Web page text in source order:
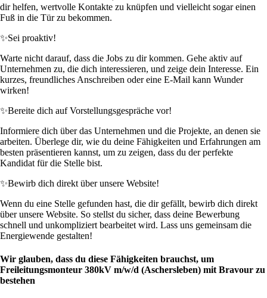
dir helfen, wertvolle Kontakte zu knüpfen und vielleicht sogar einen
Fuß in die Tür zu bekommen.
✨Sei proaktiv!
Warte nicht darauf, dass die Jobs zu dir kommen. Gehe aktiv auf
Unternehmen zu, die dich interessieren, und zeige dein Interesse. Ein
kurzes, freundliches Anschreiben oder eine E-Mail kann Wunder
wirken!
✨Bereite dich auf Vorstellungsgespräche vor!
Informiere dich über das Unternehmen und die Projekte, an denen sie
arbeiten. Überlege dir, wie du deine Fähigkeiten und Erfahrungen am
besten präsentieren kannst, um zu zeigen, dass du der perfekte
Kandidat für die Stelle bist.
✨Bewirb dich direkt über unsere Website!
Wenn du eine Stelle gefunden hast, die dir gefällt, bewirb dich direkt
über unsere Website. So stellst du sicher, dass deine Bewerbung
schnell und unkompliziert bearbeitet wird. Lass uns gemeinsam die
Energiewende gestalten!
Wir glauben, dass du diese Fähigkeiten brauchst, um
Freileitungsmonteur 380kV m/w/d (Aschersleben) mit Bravour zu
bestehen